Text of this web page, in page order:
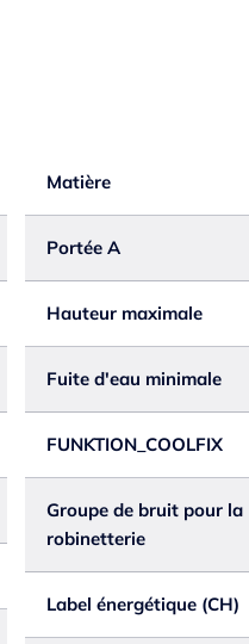
Matière
Portée A
Hauteur maximale
Fuite d'eau minimale
FUNKTION_COOLFIX
Groupe de bruit pour la
robinetterie
Label énergétique (CH)